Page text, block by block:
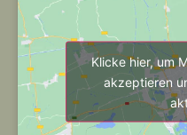
Klicke hier, um
akzeptieren